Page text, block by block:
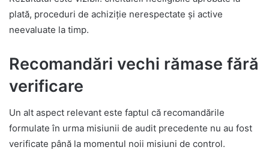
plată, proceduri de achiziție nerespectate și active
neevaluate la timp.
Recomandări vechi rămase fără
verificare
Un alt aspect relevant este faptul că recomandările
formulate în urma misiunii de audit precedente nu au fost
verificate până la momentul noii misiuni de control.